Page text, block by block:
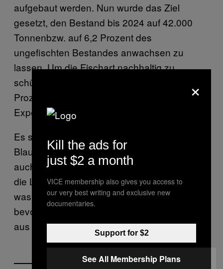
aufgebaut werden. Nun wurde das Ziel
gesetzt, den Bestand bis 2024 auf 42.000
Tonnenbzw. auf 6,2 Prozent des
ungefischten Bestandes anwachsen zu
lassen. Um die Fischart nachhaltig zu
schützen braucht man mindestens 20
Prozent der früheren Bestandszahlen, so
Experten.
Es sieht also schlecht aus für den
Blauflossen-Thunfisch und schuld daran sind
auch wir. Da bleibt nur zu hoffen, dass durch
die Last-Minute-Maßnahmen ein bisschen
was zum Besseren verändert werden kann,
bevor dieser majestätische Fisch endgültig
aus unseren Meeren verschwindet.
×
Kill the ads for
just $2 a month
VICE membership also gives you access to
our very best writing and exclusive new
documentaries.
Support for $2
See All Membership Plans